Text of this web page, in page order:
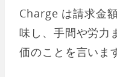
Charge は請求金
味し、手間や労力
価のことを言いま